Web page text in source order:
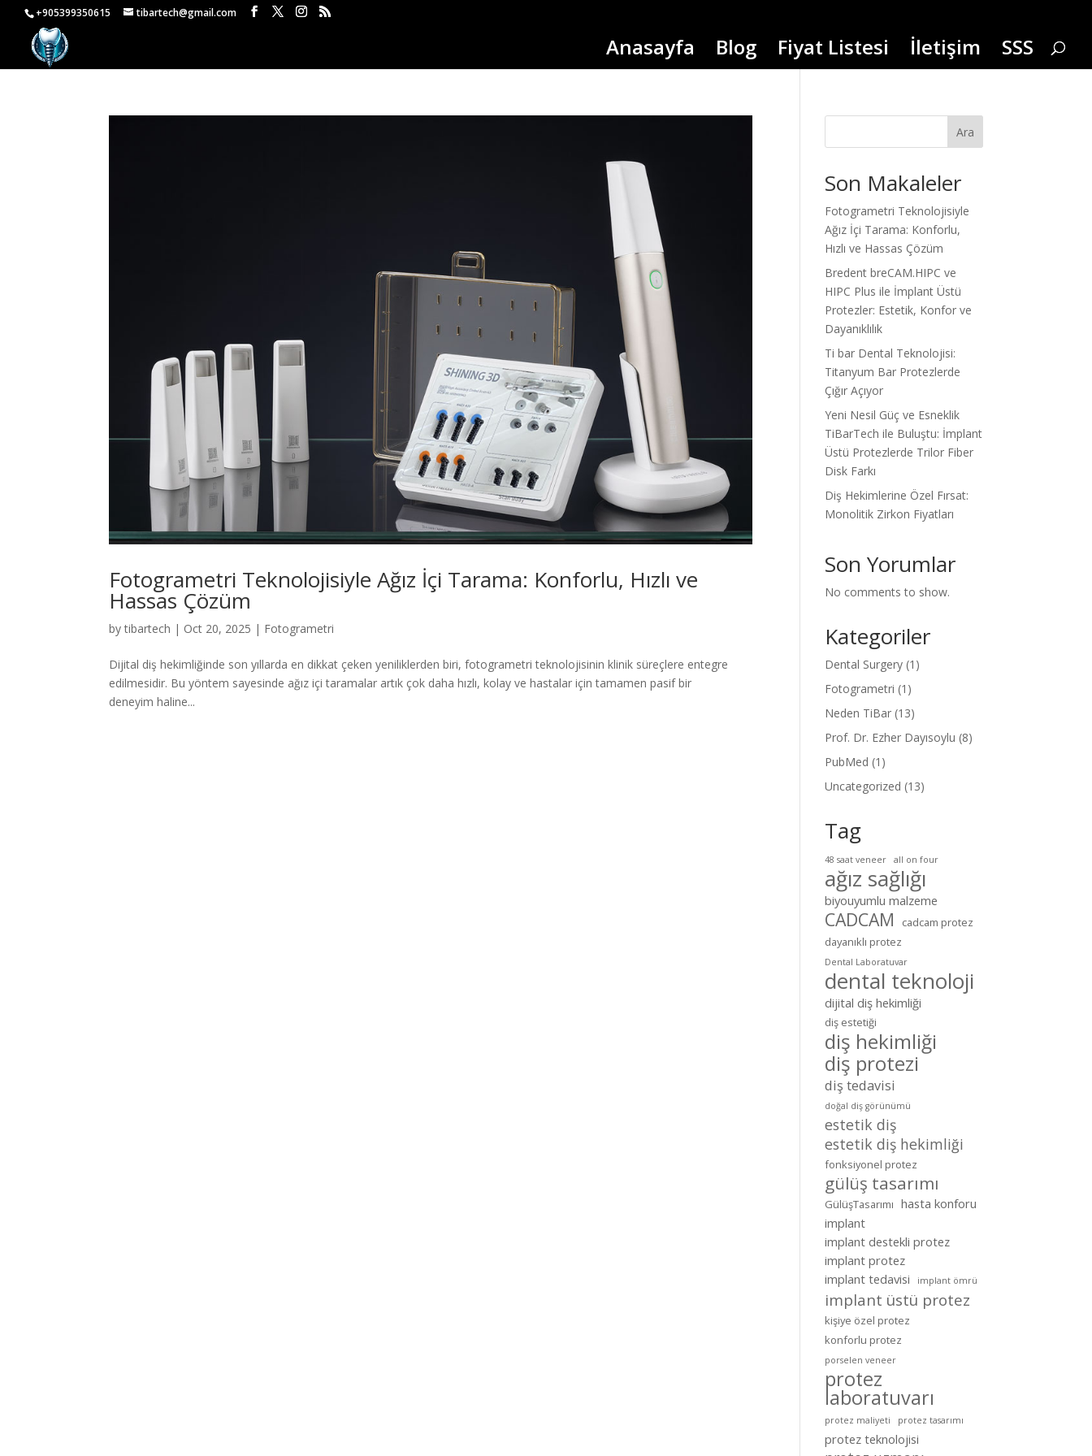
+905399350615 tibartech@gmail.com
Anasayfa Blog Fiyat Listesi İletişim SSS
Fotogrametri Teknolojisiyle Ağız İçi Tarama: Konforlu, Hızlı ve
Hassas Çözüm
bytibartech | Oct 20, 2025 | Fotogrametri
Dijital diş hekimliğinde son yıllarda en dikkat çeken yeniliklerden biri, fotogrametri teknolojisinin klinik süreçlere entegre
edilmesidir. Bu yöntem sayesinde ağız içi taramalar artık çok daha hızlı, kolay ve hastalar için tamamen pasif bir
deneyim haline...
Ara
Son Makaleler
Fotogrametri Teknolojisiyle
Ağız İçi Tarama: Konforlu,
Hızlı ve Hassas Çözüm
Bredent breCAM.HIPC ve
HIPC Plus ile İmplant Üstü
Protezler: Estetik, Konfor ve
Dayanıklılık
Ti bar Dental Teknolojisi:
Titanyum Bar Protezlerde
Çığır Açıyor
Yeni Nesil Güç ve Esneklik
TiBarTech ile Buluştu: İmplant
Üstü Protezlerde Trilor Fiber
Disk Farkı
Diş Hekimlerine Özel Fırsat:
Monolitik Zirkon Fiyatları
Son Yorumlar
No comments to show.
Kategoriler
Dental Surgery (1)
Fotogrametri (1)
Neden TiBar (13)
Prof. Dr. Ezher Dayısoylu (8)
PubMed (1)
Uncategorized (13)
Tag
48 saat veneer all on four
ağız sağlığı
biyouyumlu malzeme
CADCAM
cadcam protez
dayanıklı protez
Dental Laboratuvar
dental teknoloji
dijital diş hekimliği
diş estetiği
diş hekimliği
diş protezi
diş tedavisi
doğal diş görünümü
estetik diş
estetik diş hekimliği
fonksiyonel protez
gülüş tasarımı
GülüşTasarımı hasta konforu
implant
implant destekli protez
implant protez
implant tedavisi
implant ömrü
implant üstü protez
kişiye özel protez
konforlu protez
porselen veneer
protez
laboratuvarı
protez maliyeti protez tasarımı
protez teknolojisi